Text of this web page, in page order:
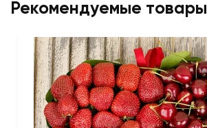
Рекомендуемые товары